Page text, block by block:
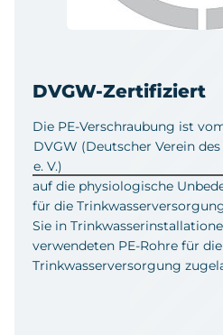
DVGW-Zertifiziert
Die PE-Verschraubung ist
DVGW (Deutscher Verein
e. V.)
auf die physiologische
für die
Sie in
verwendeten PE-Rohre für die
Trinkwasserversorgung